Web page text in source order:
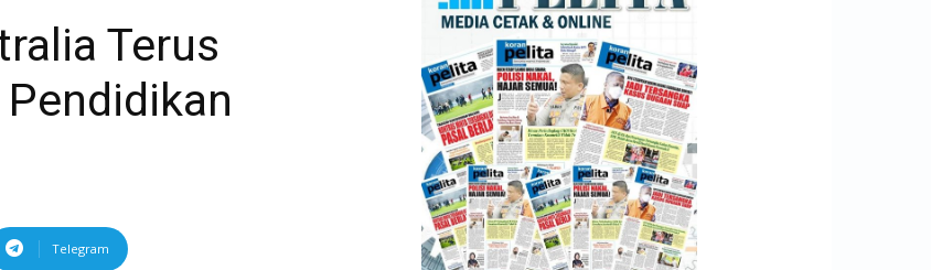
Terus
Telegram